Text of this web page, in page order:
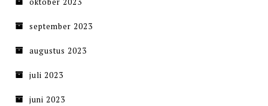
september 2023
augustus 2023
juli 2023
juni 2023